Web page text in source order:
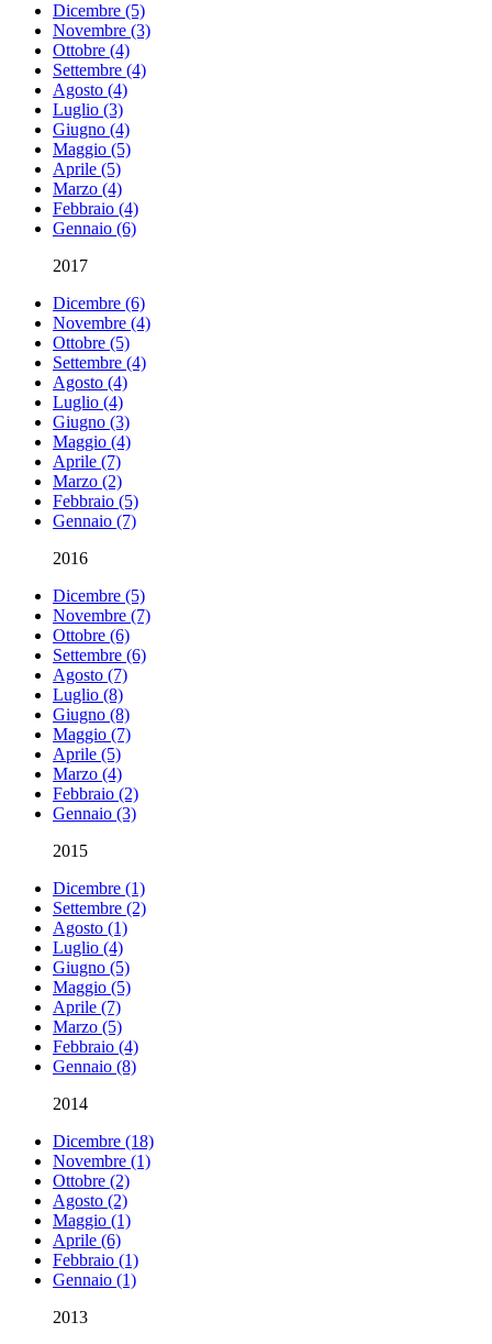
Dicembre (5)
Novembre (3)
Ottobre (4)
Settembre (4)
Agosto (4)
Luglio (3)
Giugno (4)
Maggio (5)
Aprile (5)
Marzo (4)
Febbraio (4)
Gennaio (6)
2017
Dicembre (6)
Novembre (4)
Ottobre (5)
Settembre (4)
Agosto (4)
Luglio (4)
Giugno (3)
Maggio (4)
Aprile (7)
Marzo (2)
Febbraio (5)
Gennaio (7)
2016
Dicembre (5)
Novembre (7)
Ottobre (6)
Settembre (6)
Agosto (7)
Luglio (8)
Giugno (8)
Maggio (7)
Aprile (5)
Marzo (4)
Febbraio (2)
Gennaio (3)
2015
Dicembre (1)
Settembre (2)
Agosto (1)
Luglio (4)
Giugno (5)
Maggio (5)
Aprile (7)
Marzo (5)
Febbraio (4)
Gennaio (8)
2014
Dicembre (18)
Novembre (1)
Ottobre (2)
Agosto (2)
Maggio (1)
Aprile (6)
Febbraio (1)
Gennaio (1)
2013